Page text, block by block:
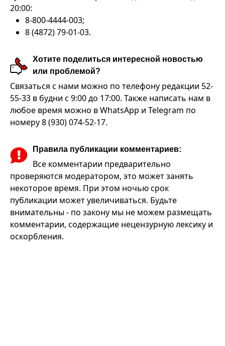
20:00:
8-800-4444-003;
8 (4872) 79-01-03.
Хотите поделиться интересной новостью
или проблемой?
Связаться с нами можно по телефону редакции 52-
55-33 в будни с 9:00 до 17:00. Также написать нам в
любое время можно в WhatsApp и Telegram по
номеру 8 (930) 074-52-17.
Правила публикации комментариев:
Все комментарии предварительно
проверяются модератором, это может занять
некоторое время. При этом ночью срок
публикации может увеличиваться. Будьте
внимательны - по закону мы не можем размещать
комментарии, содержащие нецензурную лексику и
оскорбления.